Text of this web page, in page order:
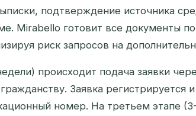
подтверждение источника
Mirabello готовит все документы
риск запросов на
происходит подача заявки
Заявка регистрируется
номер. На третьем этапе